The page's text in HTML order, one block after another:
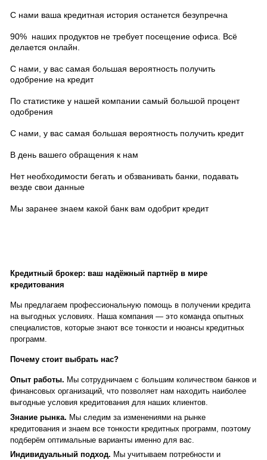
С нами ваша кредитная история останется безупречна
90% наших продуктов не требует посещение офиса. Всё
делается онлайн.
С нами, у вас самая большая вероятность получить
одобрение на кредит
По статистике у нашей компании самый большой процент
одобрения
С нами, у вас самая большая вероятность получить кредит
В день вашего обращения к нам
Нет необходимости бегать и обзванивать банки, подавать
везде свои данные
Мы заранее знаем какой банк вам одобрит кредит
Кредитный брокер: ваш надёжный партнёр в мире
кредитования
Мы предлагаем профессиональную помощь в получении кредита
на выгодных условиях. Наша компания — это команда опытных
специалистов, которые знают все тонкости и нюансы кредитных
программ.
Почему стоит выбрать нас?
Опыт работы. Мы сотрудничаем с большим количеством банков и
финансовых организаций, что позволяет нам находить наиболее
выгодные условия кредитования для наших клиентов.
Знание рынка. Мы следим за изменениями на рынке
кредитования и знаем все тонкости кредитных программ, поэтому
подберём оптимальные варианты именно для вас.
Индивидуальный подход. Мы учитываем потребности и